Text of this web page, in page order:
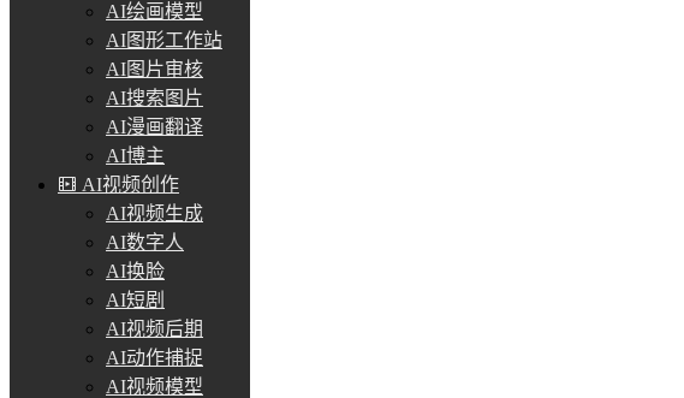
AI绘画模型
AI图形工作站
AI图片审核
AI搜索图片
AI漫画翻译
AI博主
AI视频创作
AI视频生成
AI数字人
AI换脸
AI短剧
AI视频后期
AI动作捕捉
AI视频模型